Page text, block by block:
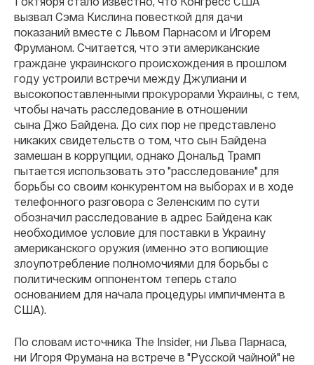
вызвал Сэма Кислина повесткой для дачи
показаний вместе с Львом Парнасом и Игорем
Фруманом. Считается, что эти американские
граждане украинского происхождения в прошлом
году устроили встречи между Джулиани и
высокопоставленными прокурорами Украины, с тем,
чтобы начать расследование в отношении
сына Джо Байдена. До сих пор не представлено
никаких свидетельств о том, что сын Байдена
замешан в коррупции, однако Дональд Трамп
пытается использовать это "расследование" для
борьбы со своим конкурентом на выборах и в ходе
телефонного разговора с Зеленским по сути
обозначил расследование в адрес Байдена как
необходимое условие для поставки в Украину
американского оружия (именно это вопиющие
злоупотребление полномочиями для борьбы с
политическим оппонентом теперь стало
основанием для начала процедуры импичмента в
США).
По словам источника The Insider, ни Льва Парнаса,
ни Игоря Фрумана на встрече в "Русской чайной" не